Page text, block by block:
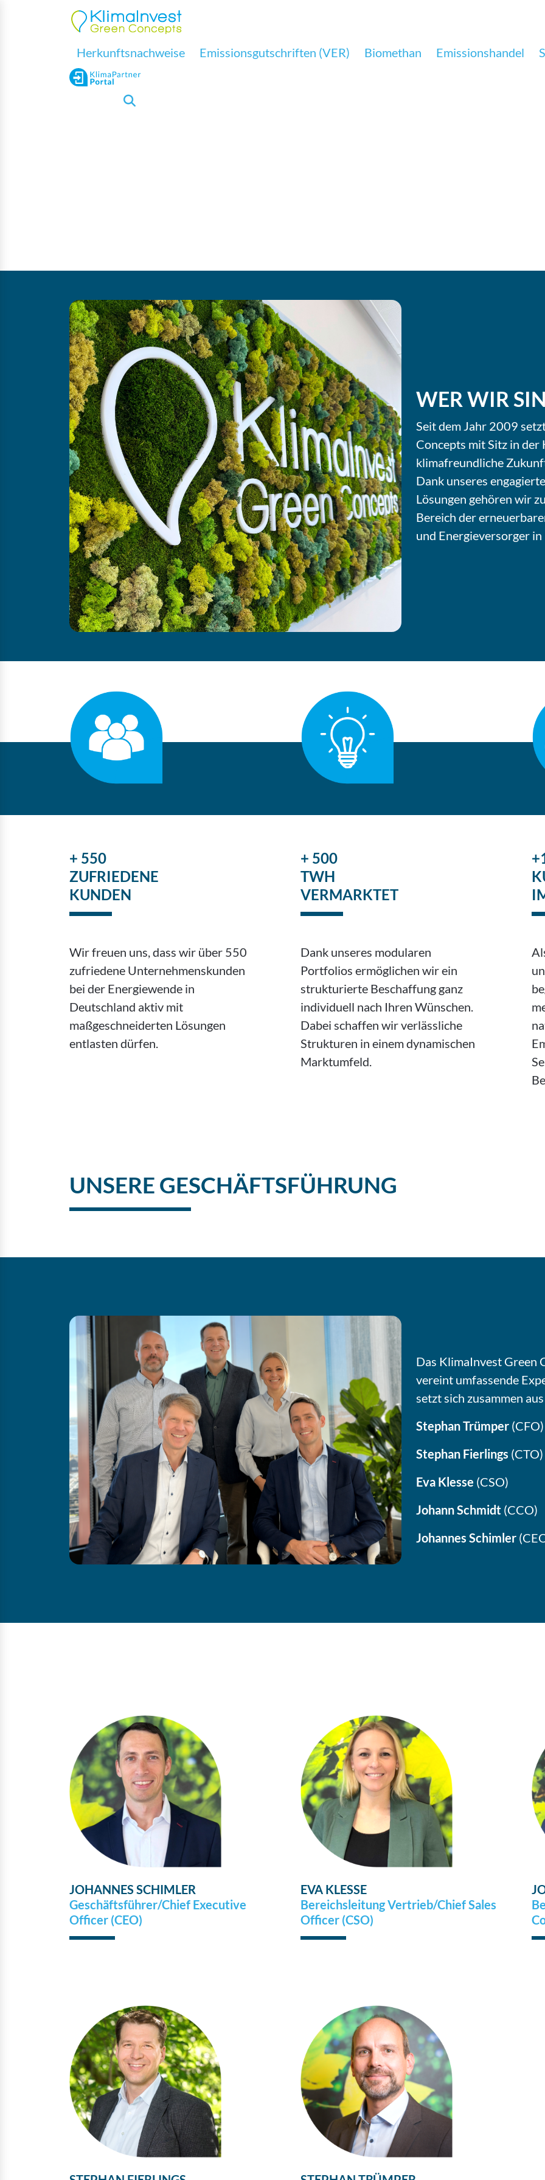
Herkunftsnachweise Emissionsgutschriften (VER) Biomethan Emissionshandel
WER WIR
Seit dem Jahr 2009
Concepts mit Sitz in
klimafreundliche
Dank unseres
Lösungen gehören wir
Bereich der
und Energieversorger
+ 550
ZUFRIEDENE
KUNDEN
Wir freuen uns, dass wir über 550
zufriedene Unternehmenskunden
bei der Energiewende in
Deutschland aktiv mit
maßgeschneiderten Lösungen
entlasten dürfen.
+ 500
TWH
VERMARKTET
Dank unseres modularen
Portfolios ermöglichen wir ein
strukturierte Beschaffung ganz
individuell nach Ihren Wünschen.
Dabei schaffen wir verlässliche
Strukturen in einem dynamischen
Marktumfeld.
UNSERE GESCHÄFTSFÜHRUNG
Das KlimaInvest Green
vereint umfassende
setzt sich zusammen
Stephan Trümper (CFO)
Stephan Fierlings (CTO)
Eva Klesse (CSO)
Johann Schmidt (CCO)
Johannes Schimler
JOHANNES SCHIMLER
Geschäftsführer/Chief Executive
Officer (CEO)
EVA KLESSE
Bereichsleitung Vertrieb/Chief Sales
Officer (CSO)